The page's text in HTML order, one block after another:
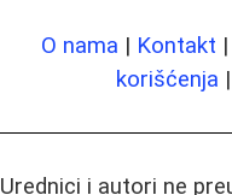
O nama | Kontakt |
korišćenja |
Urednici i autori ne